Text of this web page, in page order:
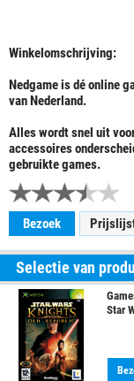
Winkelomschrijving:
Nedgame is dé online
van Nederland.
Alles wordt snel uit
accessoires
gebruikte games.
Bezoek
Selectie van
Star